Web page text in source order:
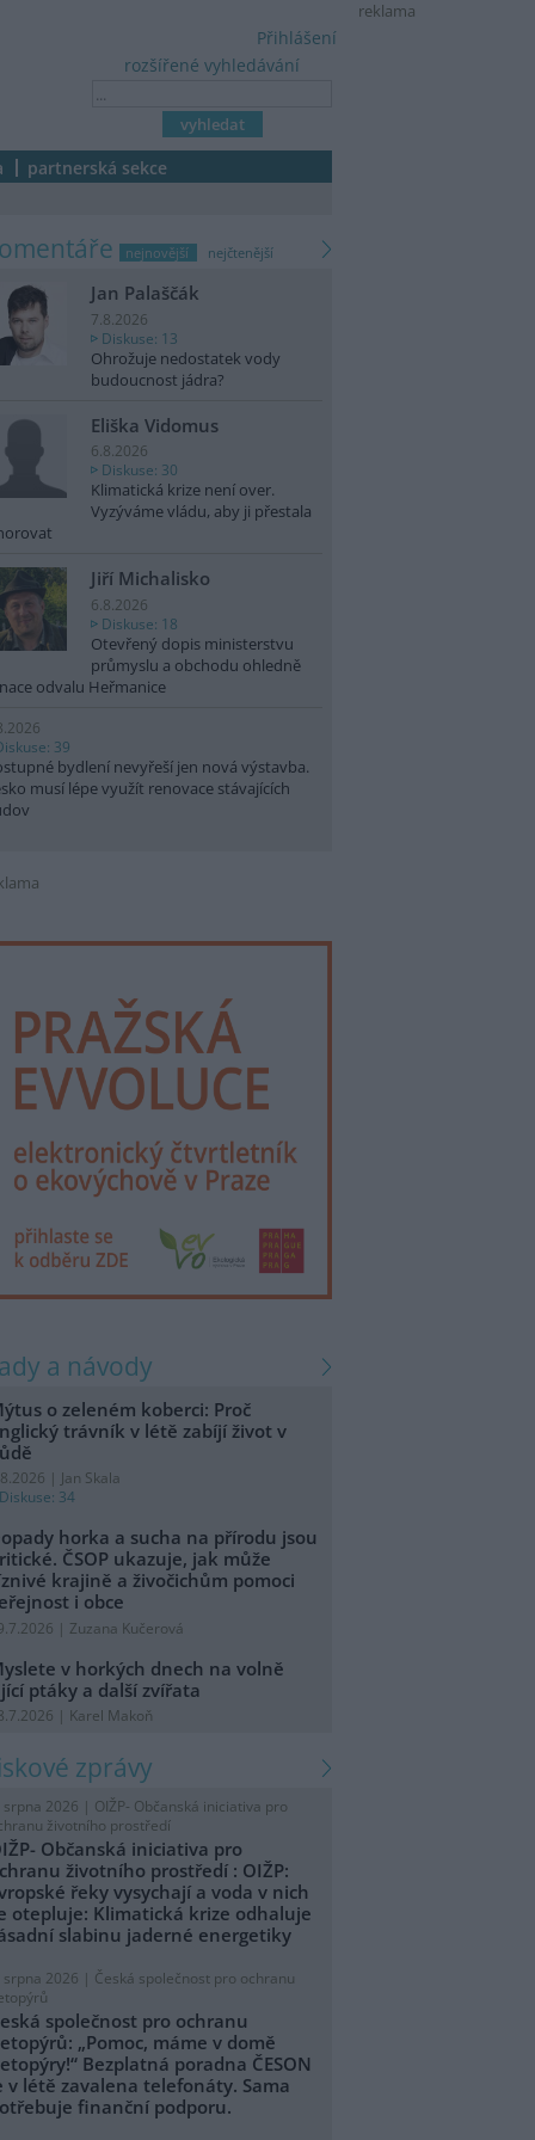
reklama
rozšířené vyhledávání
Přihlášení
partnerská sekce
nejnovější nejčtenější
Jan Palaščák
7.8.2026
Diskuse: 13
Ohrožuje nedostatek vody
budoucnost jádra?
Eliška Vidomus
6.8.2026
Diskuse: 30
Klimatická krize není over.
Vyzýváme vládu, aby ji přestala
Jiří Michalisko
6.8.2026
Diskuse: 18
Otevřený dopis ministerstvu
průmyslu a obchodu ohledně
odvalu Heřmanice
39
bydlení nevyřeší jen nová výstavba.
musí lépe využít renovace stávajících
a návody
o zeleném koberci: Proč
trávník v létě zabíjí život v
| Jan Skala
Diskuse: 34
horka a sucha na přírodu jsou
ČSOP ukazuje, jak může
krajině a živočichům pomoci
i obce
| Zuzana Kučerová
v horkých dnech na volně
ptáky a další zvířata
| Karel Makoň
zprávy
srpna 2026 | OIŽP- Občanská iniciativa pro
životního prostředí
Občanská iniciativa pro
životního prostředí : OIŽP:
řeky vysychají a voda v nich
otepluje: Klimatická krize odhaluje
slabinu jaderné energetiky
srpna 2026 | Česká společnost pro ochranu
společnost pro ochranu
„Pomoc, máme v domě
Bezplatná poradna ČESON
v létě zavalena telefonáty. Sama
finanční podporu.